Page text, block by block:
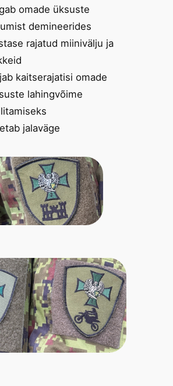
omade üksuste
demineerides
rajatud miinivälju ja
kaitserajatisi omade
lahingvõime
jalaväge